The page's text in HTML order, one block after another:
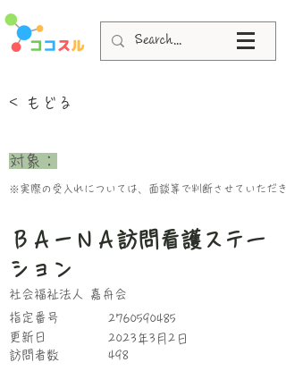
< もどる
​対象：
※実際の受入れについては、面談等で判断させていただき
ＢＡ－ＮＡ訪問看護ステー
ション
社会福祉法人 嘉舟会
指定番号
更新日
​訪問者数
2760590485
2023年3月2日
498